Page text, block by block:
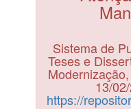
Sistema de
Teses e
13/
https://